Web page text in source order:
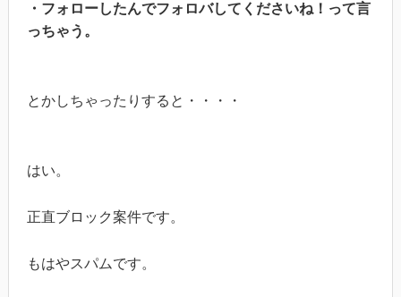
・フォローしたんでフォロバしてくださいね！って言
っちゃう。
とかしちゃったりすると・・・・
はい。
正直ブロック案件です。
もはやスパムです。